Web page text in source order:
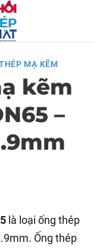
MẠ KẼM
kẽm
–
là loại ống thép
Ống thép